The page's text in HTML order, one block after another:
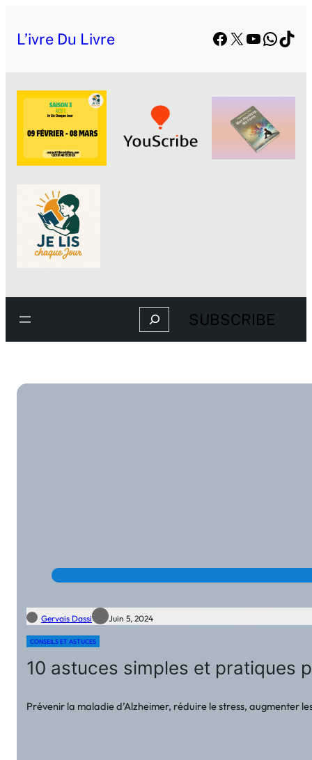
L’ivre Du Livre Facebook
X YouTube
Search SUBSCRIBE
Gervais Dassi Juin 5, 2024
CONSEILS ET ASTUCES
10 astuces simples et
Prévenir la maladie d’Alzheimer, réduire le stress, augmenter